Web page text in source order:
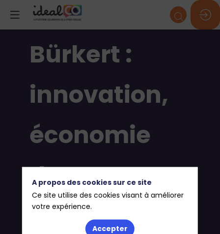
Bürkert :
innovation,
économie
d’eau et
fabrication
A propos des cookies sur ce site
Ce site utilise des cookies visant à améliorer
votre expérience.
Accepter